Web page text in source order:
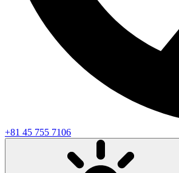
+81 45 755 7106